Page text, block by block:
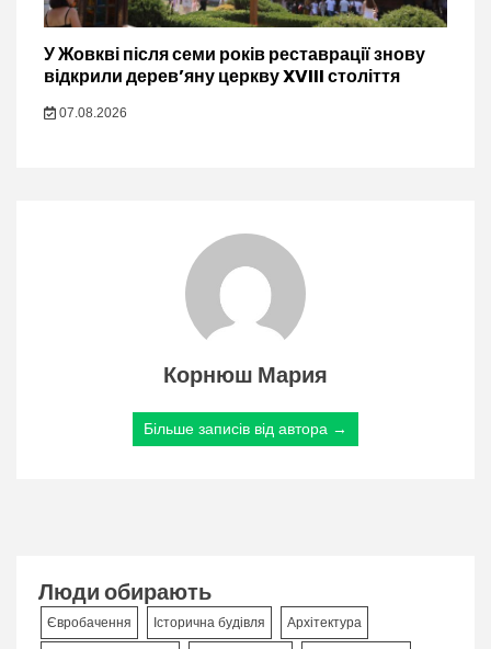
У Жовкві після семи років реставрації знову
відкрили дерев’яну церкву XVIII століття
07.08.2026
Корнюш Мария
Більше записів від автора →
Люди обирають
Євробачення Історична будівля Архітектура